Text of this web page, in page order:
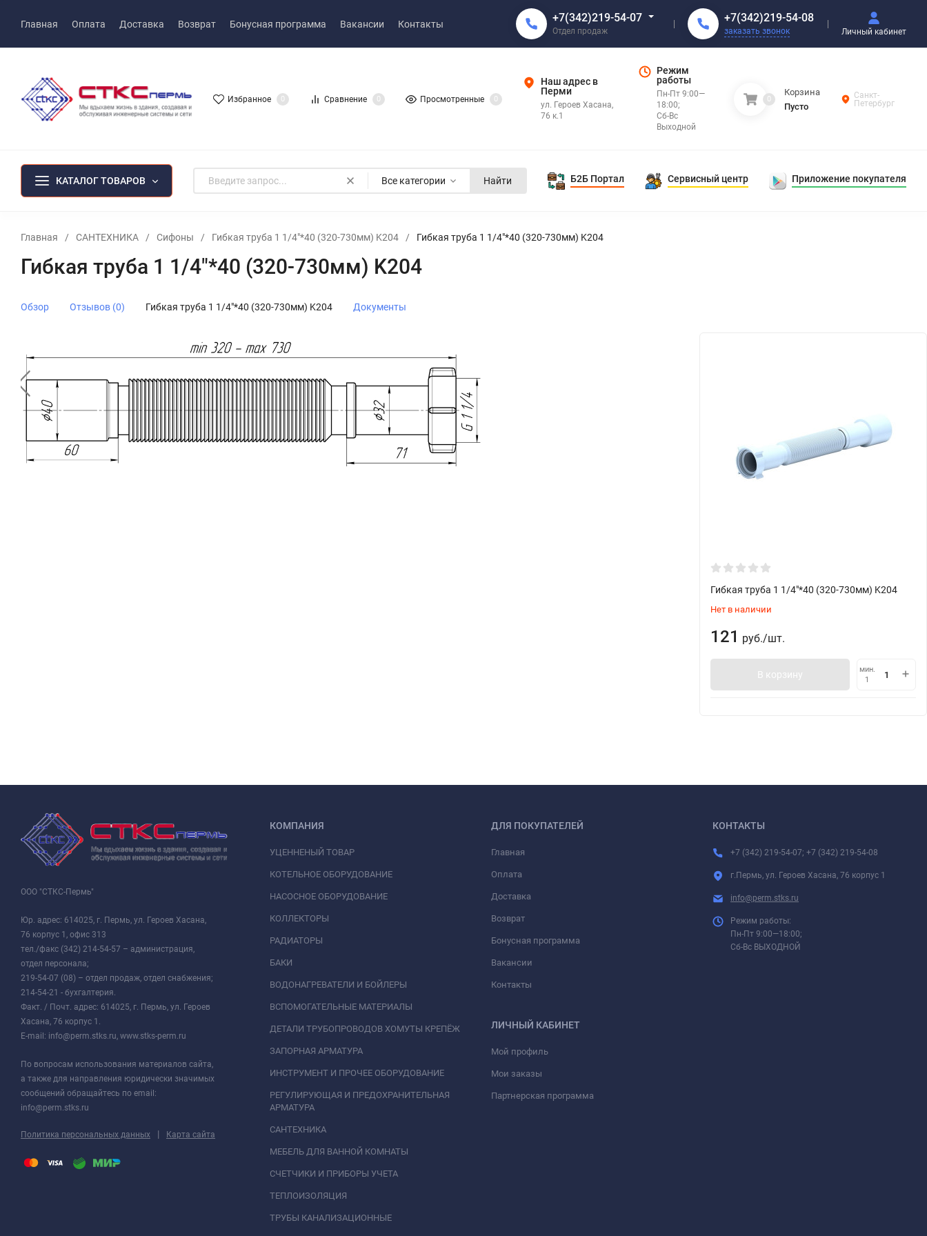
Главная Оплата Доставка Возврат Бонусная программа Вакансии Контакты +7(342)219-54-07
Отдел продаж
+7(342)219-54-08
заказать звонок Личный кабинет
Избранное 0 Сравнение 0 Просмотренные 0
Наш адрес в
Перми
ул. Героев Хасана,
76 к.1
Режим
работы
Пн-Пт 9:00—
18:00;
Сб-Вс
Выходной
0
Корзина
Пусто
Санкт-
Петербург
КАТАЛОГ ТОВАРОВ Все категории Найти Б2Б Портал Сервисный центр Приложение покупателя
Главная / САНТЕХНИКА / Сифоны / Гибкая труба 1 1/4"*40 (320-730мм) K204 / Гибкая труба 1 1/4"*40 (320-730мм) K204
Гибкая труба 1 1/4"*40 (320-730мм) K204
Обзор Отзывов (0) Гибкая труба 1 1/4"*40 (320-730мм) K204 Документы
Гибкая труба 1 1/4"*40 (320-730мм) K204
Нет в наличии
121 руб./шт.
В корзину
мин.
1
ООО "СТКС-Пермь"
Юр. адрес: 614025, г. Пермь, ул. Героев Хасана,
76 корпус 1, офис 313
тел./факс (342) 214-54-57 – администрация,
отдел персонала;
219-54-07 (08) – отдел продаж, отдел снабжения;
214-54-21 - бухгалтерия.
Факт. / Почт. адрес: 614025, г. Пермь, ул. Героев
Хасана, 76 корпус 1.
E-mail: info@perm.stks.ru, www.stks-perm.ru
По вопросам использования материалов сайта,
а также для направления юридически значимых
сообщений обращайтесь по email:
info@perm.stks.ru
Политика персональных данных | Карта сайта
КОМПАНИЯ
УЦЕННЕНЫЙ ТОВАР
КОТЕЛЬНОЕ ОБОРУДОВАНИЕ
НАСОСНОЕ ОБОРУДОВАНИЕ
КОЛЛЕКТОРЫ
РАДИАТОРЫ
БАКИ
ВОДОНАГРЕВАТЕЛИ И БОЙЛЕРЫ
ВСПОМОГАТЕЛЬНЫЕ МАТЕРИАЛЫ
ДЕТАЛИ ТРУБОПРОВОДОВ ХОМУТЫ КРЕПЁЖ
ЗАПОРНАЯ АРМАТУРА
ИНСТРУМЕНТ И ПРОЧЕЕ ОБОРУДОВАНИЕ
РЕГУЛИРУЮЩАЯ И ПРЕДОХРАНИТЕЛЬНАЯ
АРМАТУРА
САНТЕХНИКА
МЕБЕЛЬ ДЛЯ ВАННОЙ КОМНАТЫ
СЧЕТЧИКИ И ПРИБОРЫ УЧЕТА
ТЕПЛОИЗОЛЯЦИЯ
ТРУБЫ КАНАЛИЗАЦИОННЫЕ
ДЛЯ ПОКУПАТЕЛЕЙ
Главная
Оплата
Доставка
Возврат
Бонусная программа
Вакансии
Контакты
ЛИЧНЫЙ КАБИНЕТ
Мой профиль
Мои заказы
Партнерская программа
КОНТАКТЫ
+7 (342) 219-54-07; +7 (342) 219-54-08
г.Пермь, ул. Героев Хасана, 76 корпус 1
info@perm.stks.ru
Режим работы:
Пн-Пт 9:00—18:00;
Сб-Вс ВЫХОДНОЙ